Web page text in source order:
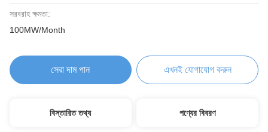
সরবরাহ ক্ষমতা:
100MW/Month
সেরা দাম পান এখনই যোগাযোগ করুন
বিস্তারিত তথ্য পণ্যের বিবরণ